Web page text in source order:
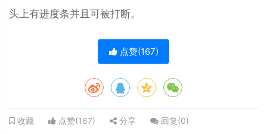
头上有进度条并且可被打断。
点赞(167)
收藏 点赞(167) 分享 回复(0)